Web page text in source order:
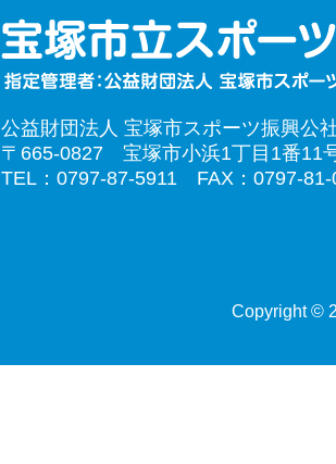
公益財団法人 宝塚市スポーツ振興公
〒665-0827 宝塚市小浜1丁目1番11
TEL：0797-87-5911 FAX：0797-81-
Copyright ©